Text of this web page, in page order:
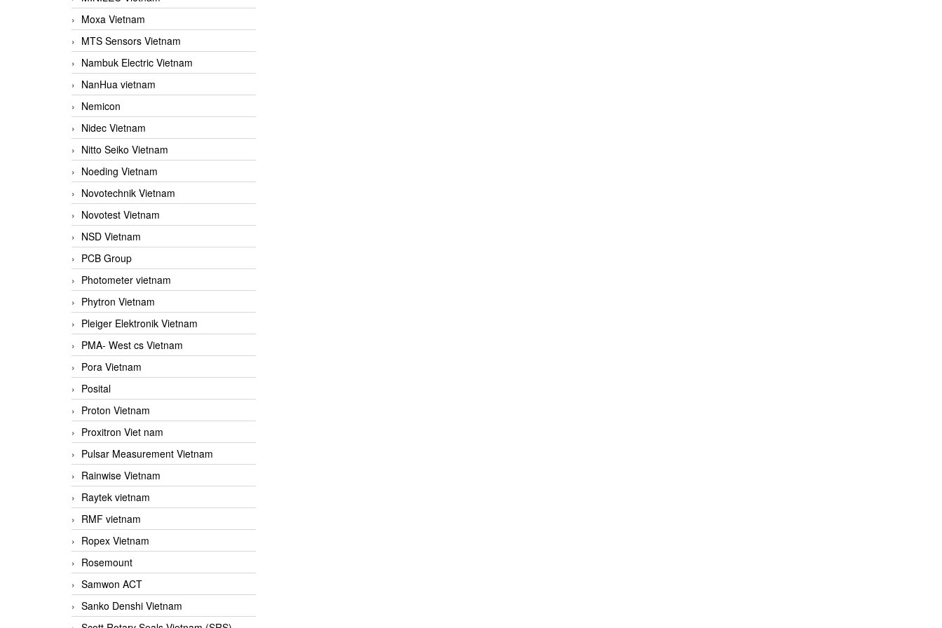
Moxa Vietnam
MTS Sensors Vietnam
Nambuk Electric Vietnam
NanHua vietnam
Nemicon
Nidec Vietnam
Nitto Seiko Vietnam
Noeding Vietnam
Novotechnik Vietnam
Novotest Vietnam
NSD Vietnam
PCB Group
Photometer vietnam
Phytron Vietnam
Pleiger Elektronik Vietnam
PMA- West cs Vietnam
Pora Vietnam
Posital
Proton Vietnam
Proxitron Viet nam
Pulsar Measurement Vietnam
Rainwise Vietnam
Raytek vietnam
RMF vietnam
Ropex Vietnam
Rosemount
Samwon ACT
Sanko Denshi Vietnam